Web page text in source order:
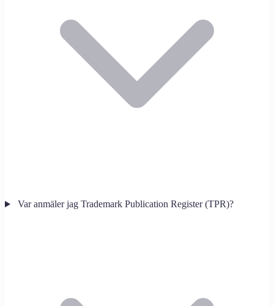
Var anmäler jag Trademark Publication Register (TPR)?